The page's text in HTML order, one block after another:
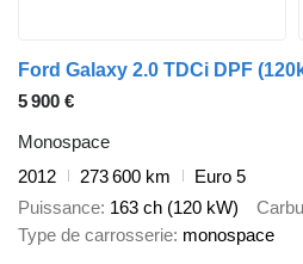
5 900 €
Monospace
2012
273 600 km
Euro 5
Puissance 163 ch (120 kW)
Type de carrosserie monospace